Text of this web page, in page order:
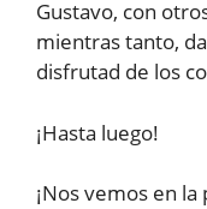
Gustavo, con
mientras tanto,
disfrutad de los
¡Hasta luego!
¡Nos vemos en